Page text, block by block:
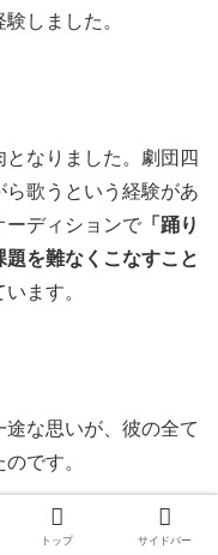
しました。
なりました。劇団四
歌うという経験があ
ーディションで 「踊り
を難なくこなすこと
ます。
な思いが、彼の全て
です。
トップ サイドバー